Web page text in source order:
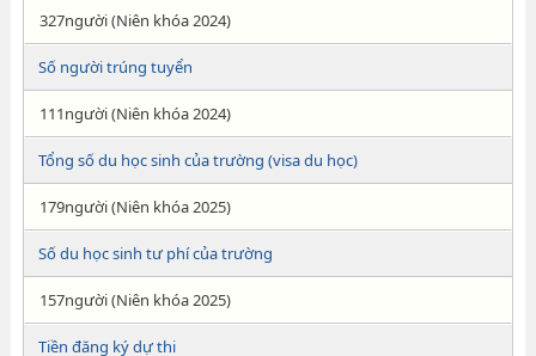
327người (Niên khóa 2024)
Số người trúng tuyển
111người (Niên khóa 2024)
Tổng số du học sinh của trường (visa du học)
179người (Niên khóa 2025)
Số du học sinh tư phí của trường
157người (Niên khóa 2025)
Tiền đăng ký dự thi